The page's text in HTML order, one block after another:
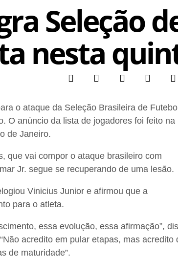
Seleção
nesta
o ataque da Seleção Brasileira de
O anúncio da lista de jogadores foi feito na
de Janeiro.
que vai compor o ataque brasileiro com
Jr. segue se recuperando de uma lesão.
Vinicius Junior e afirmou que a
para o atleta.
essa evolução, essa afirmação”,
acredito em pular etapas, mas acredito
de maturidade”.